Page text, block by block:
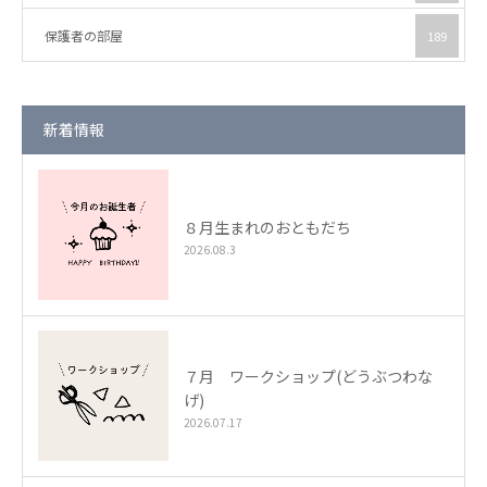
保護者の部屋 189
新着情報
８月生まれのおともだち
2026.08.3
７月 ワークショップ(どうぶつわな
げ)
2026.07.17